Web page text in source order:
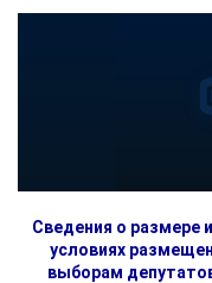
Сведения о размере
условиях
выборам